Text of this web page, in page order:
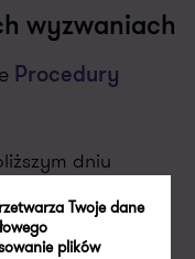
wyzwaniach
Procedury
dniu
potrzebach i
Twoje dane
plików